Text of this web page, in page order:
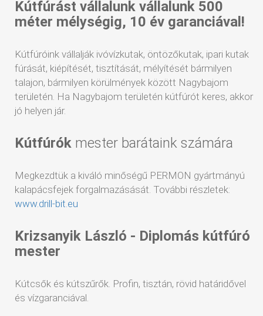
Kútfúrást vállalunk vállalunk 500
méter mélységig, 10 év garanciával!
Kútfúróink vállalják ivóvízkutak, öntözőkutak, ipari kutak
fúrását, kiépítését, tisztítását, mélyítését bármilyen
talajon, bármilyen körülmények között Nagybajom
területén. Ha Nagybajom területén kútfúrót keres, akkor
jó helyen jár.
Kútfúrók mester barátaink számára
Megkezdtük a kiváló minőségű PERMON gyártmányú
kalapácsfejek forgalmazásását. További részletek:
www.drill-bit.eu
Krizsanyik László - Diplomás kútfúró
mester
Kútcsők és kútszűrők. Profin, tisztán, rövid határidővel
és vízgaranciával.